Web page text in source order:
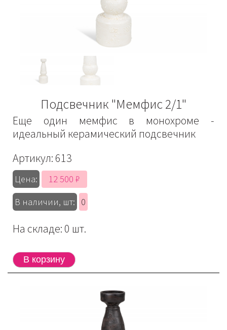
Подсвечник "Мемфис 2/1"
Еще один мемфис в монохроме -
идеальный керамический подсвечник
Артикул: 613
Цена:
12 500 ₽
В наличии, шт:
0
На складе: 0 шт.